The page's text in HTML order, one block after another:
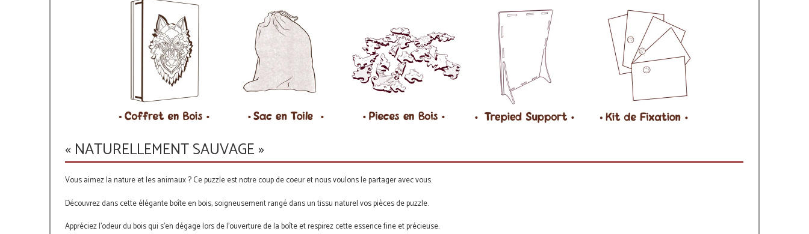
« NATURELLEMENT SAUVAGE »
Vous aimez la nature et les animaux ? Ce puzzle est notre coup de coeur et nous voulons le partager avec vous.
Découvrez dans cette élégante boîte en bois, soigneusement rangé dans un tissu naturel vos pièces de puzzle.
Appréciez l'odeur du bois qui s'en dégage lors de l'ouverture de la boîte et respirez cette essence fine et précieuse.